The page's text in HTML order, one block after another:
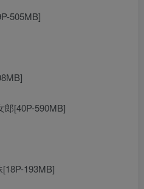
505MB]
郎[40P-590MB]
193MB]